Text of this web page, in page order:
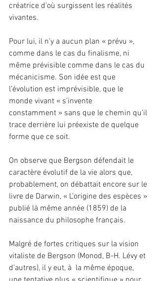
créatrice d’où surgissent les réalités
vivantes.
Pour lui, il n’y a aucun plan « prévu »,
comme dans le cas du finalisme, ni
même prévisible comme dans le cas du
mécanicisme. Son idée est que
l’évolution est imprévisible, que le
monde vivant « s’invente
constamment » sans que le chemin qu’il
trace derrière lui préexiste de quelque
forme que ce soit.
On observe que Bergson défendait le
caractère évolutif de la vie alors que,
probablement, on débattait encore sur le
livre de Darwin, « L’origine des espèces »
publié là même année (1859) de la
naissance du philosophe français.
Malgré de fortes critiques sur la vision
vitaliste de Bergson (Monod, B-H. Lévy et
d’autres), il y eut, à  la même époque,